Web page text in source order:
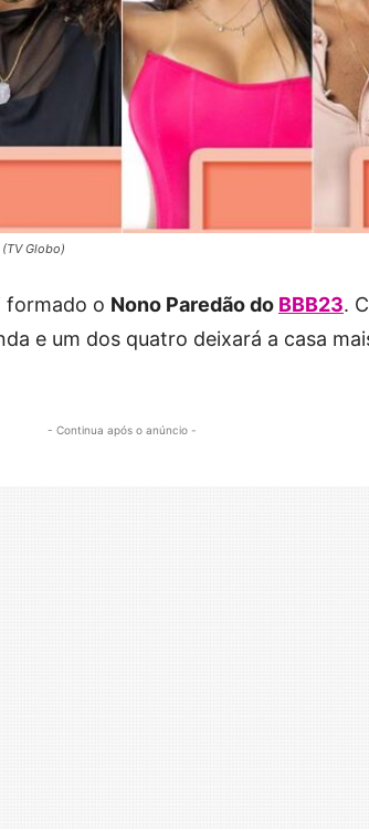
Globo)
formado o Nono Paredão do BBB23.
e um dos quatro deixará a casa
- Continua após o anúncio -